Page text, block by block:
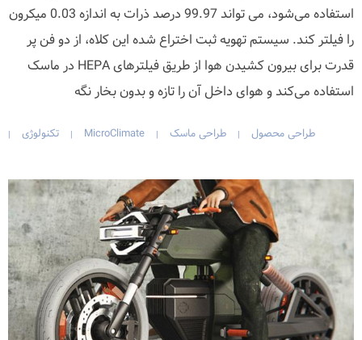
استفاده می‌شود، می تواند 99.97 درصد ذرات به اندازه 0.03 میکرون
را فیلتر کند. سیستم تهویه ثبت اختراع شده این کلاه، از دو فن پر
قدرت برای بیرون کشیدن هوا از طریق فیلترهای HEPA در ماسک
استفاده می‌کند و هوای داخل آن را تازه و بدون بخار نگه
طراحی محصول | طراحی ماسک |
MicroClimate
| تکنولوژی |